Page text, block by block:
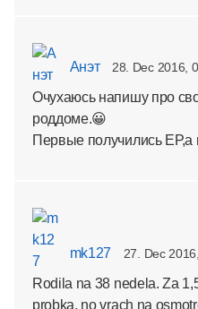
Анэт 28. Dec 2016,
Очухаюсь напишу про
роддоме.😀
Первые получились
mk127 27. Dec
Rodila na 38 nedela. Za
probka, no vrach na